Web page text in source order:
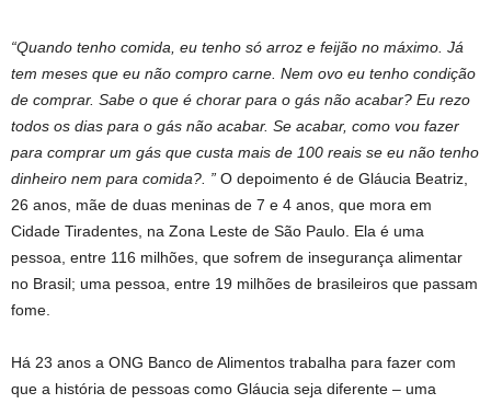
“Quando tenho comida, eu tenho só arroz e feijão no máximo. Já
tem meses que eu não compro carne. Nem ovo eu tenho condição
de comprar. Sabe o que é chorar para o gás não acabar? Eu rezo
todos os dias para o gás não acabar. Se acabar, como vou fazer
para comprar um gás que custa mais de 100 reais se eu não tenho
dinheiro nem para comida?. ” O depoimento é de Gláucia Beatriz,
26 anos, mãe de duas meninas de 7 e 4 anos, que mora em
Cidade Tiradentes, na Zona Leste de São Paulo. Ela é uma
pessoa, entre 116 milhões, que sofrem de insegurança alimentar
no Brasil; uma pessoa, entre 19 milhões de brasileiros que passam
fome.
Há 23 anos a ONG Banco de Alimentos trabalha para fazer com
que a história de pessoas como Gláucia seja diferente – uma